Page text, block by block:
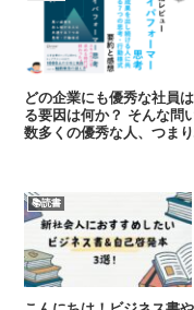
どの企業にも優秀な社員
る要因は何か？ そんな問いに対して向き合ったのがこの書籍です。
数多くの優秀な人、つま
📚読書